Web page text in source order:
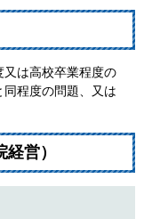
は高校卒業程度の
程度の問題、又は
営）